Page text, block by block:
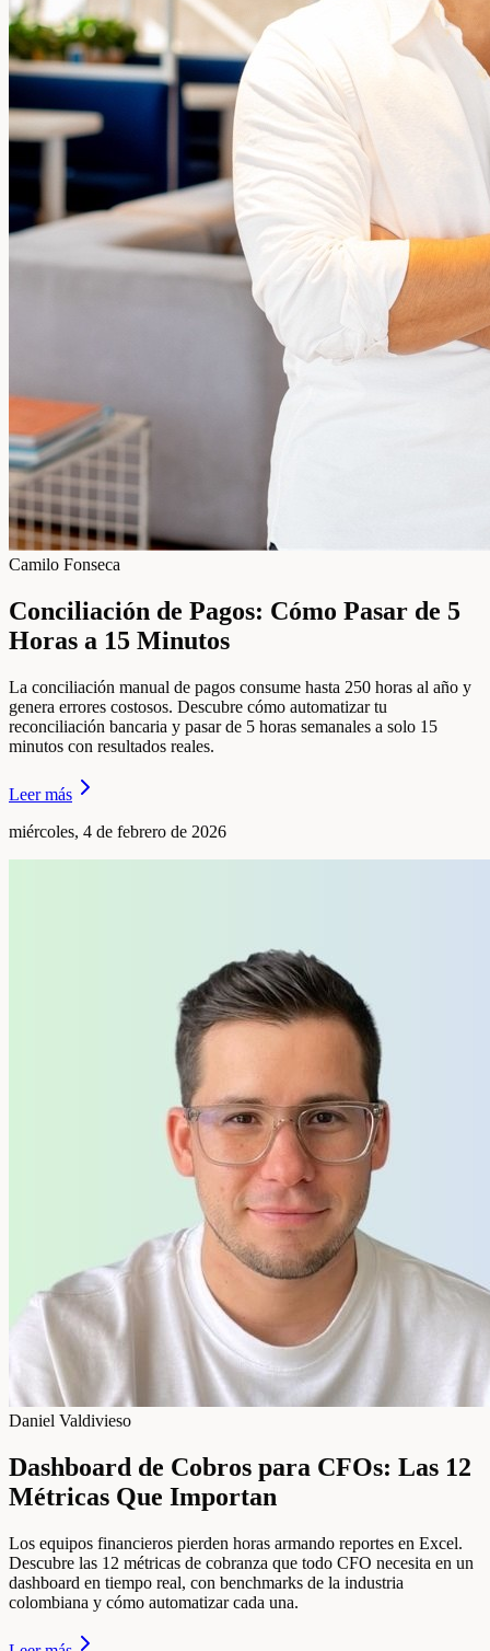
Camilo Fonseca
Conciliación de Pagos: Cómo Pasar de 5
Horas a 15 Minutos
La conciliación manual de pagos consume hasta 250 horas al año y
genera errores costosos. Descubre cómo automatizar tu
reconciliación bancaria y pasar de 5 horas semanales a solo 15
minutos con resultados reales.
Leer más
miércoles, 4 de febrero de 2026
Daniel Valdivieso
Dashboard de Cobros para CFOs: Las 12
Métricas Que Importan
Los equipos financieros pierden horas armando reportes en Excel.
Descubre las 12 métricas de cobranza que todo CFO necesita en un
dashboard en tiempo real, con benchmarks de la industria
colombiana y cómo automatizar cada una.